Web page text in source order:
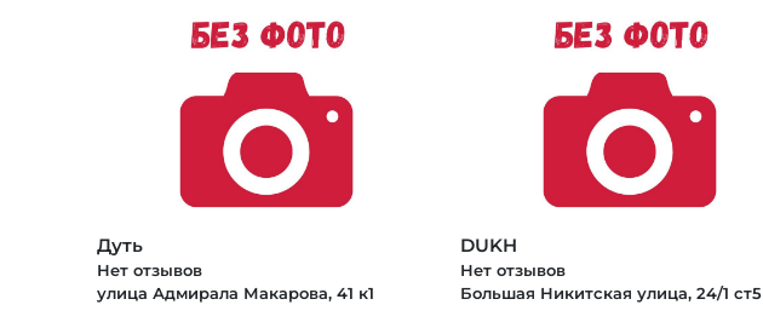
Дуть
Нет отзывов
улица Адмирала Макарова, 41 к1
DUKH
Нет отзывов
Большая Никитская улица, 24/1 ст5